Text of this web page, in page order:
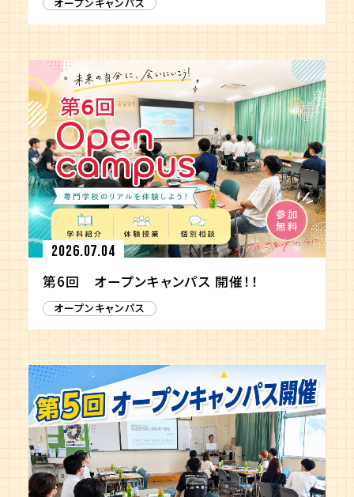
2026.07.04
第6回 オープンキャンパス 開催！！
オープンキャンパス